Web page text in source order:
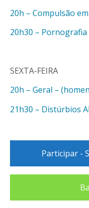
20h – Compulsão
20h30 –
SEXTA-FEIRA
20h – Geral –
21h30 – Distúrbios
Participar -